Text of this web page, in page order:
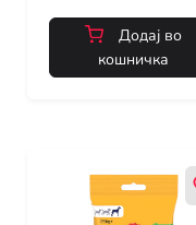
Додај во
кошничка